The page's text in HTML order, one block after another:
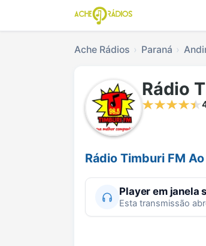
Ache Rádios Paraná
Rádio
Rádio Timburi FM
Player em janela
Esta transmissão